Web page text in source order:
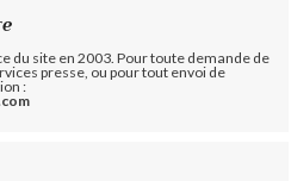
du site en 2003. Pour toute demande de
presse, ou pour tout envoi de
: